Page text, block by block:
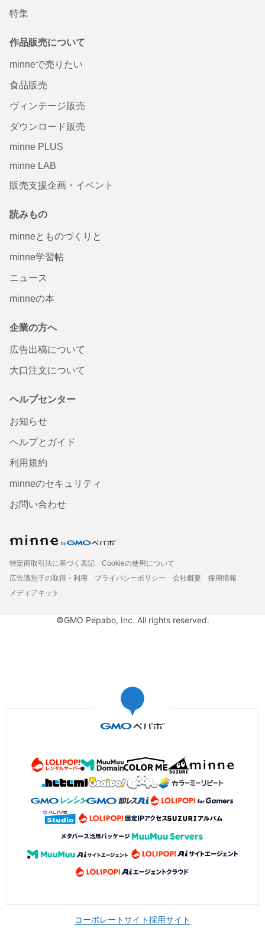
特集
作品販売について
minneで売りたい
食品販売
ヴィンテージ販売
ダウンロード販売
minne PLUS
minne LAB
販売支援企画・イベント
読みもの
minneとものづくりと
minne学習帖
ニュース
minneの本
企業の方へ
広告出稿について
大口注文について
ヘルプセンター
お知らせ
ヘルプとガイド
利用規約
minneのセキュリティ
お問い合わせ
特定商取引法に基づく表記
Cookieの使用について
広告識別子の取得・利用
プライバシーポリシー 会社概要
採用情報
メディアキット
©GMO Pepabo, Inc. All rights reserved.
コーポレートサイト採用サイト